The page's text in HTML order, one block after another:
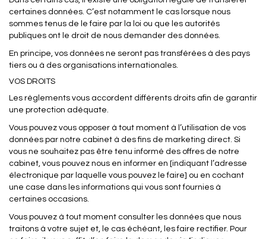
certaines données. C’est notamment le cas lorsque nous
sommes tenus de le faire par la loi ou que les autorités
publiques ont le droit de nous demander des données.
En principe, vos données ne seront pas transférées à des pays
tiers ou à des organisations internationales.
VOS DROITS
Les règlements vous accordent différents droits afin de garantir
une protection adéquate.
Vous pouvez vous opposer à tout moment à l’utilisation de vos
données par notre cabinet à des fins de marketing direct. Si
vous ne souhaitez pas être tenu informé des offres de notre
cabinet, vous pouvez nous en informer en [indiquant l’adresse
électronique par laquelle vous pouvez le faire] ou en cochant
une case dans les informations qui vous sont fournies à
certaines occasions.
Vous pouvez à tout moment consulter les données que nous
traitons à votre sujet et, le cas échéant, les faire rectifier. Pour